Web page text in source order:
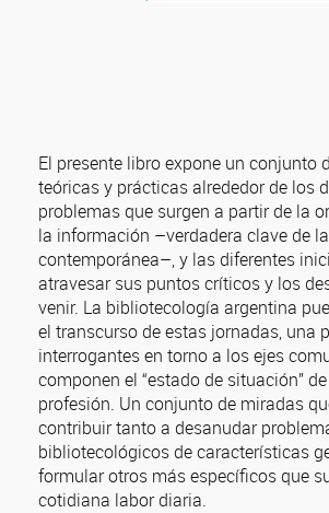
El presente libro expone un conjunto
teóricas y prácticas alrededor de los
problemas que surgen a partir de la
la información –verdadera clave de
contemporánea–, y las diferentes
atravesar sus puntos críticos y los
venir. La bibliotecología argentina
el transcurso de estas jornadas, una
interrogantes en torno a los ejes
componen el “estado de situación”
profesión. Un conjunto de miradas
contribuir tanto a desanudar
bibliotecológicos de características
formular otros más específicos que
cotidiana labor diaria.